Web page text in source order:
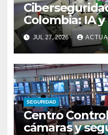
Colombia: IA
JUL 27, 2026
SEGURIDAD
Centro
cámaras y